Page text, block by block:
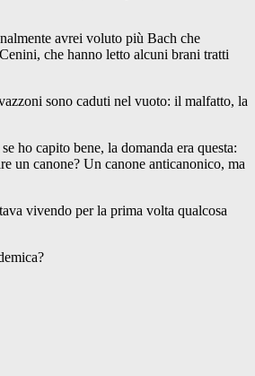
avrei voluto più Bach che
che hanno letto alcuni brani tratti
sono caduti nel vuoto: il malfatto, la
ho capito bene, la domanda era questa:
un canone? Un canone anticanonico, ma
vivendo per la prima volta qualcosa